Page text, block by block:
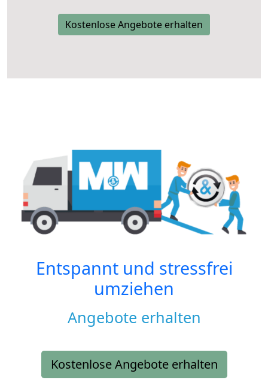
Kostenlose Angebote erhalten
Entspannt und stressfrei
umziehen
Angebote erhalten
Kostenlose Angebote erhalten